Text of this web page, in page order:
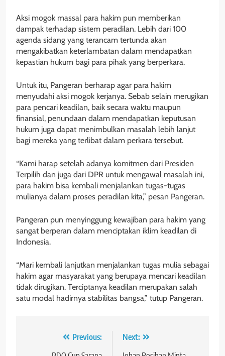
Aksi mogok massal para hakim pun memberikan
dampak terhadap sistem peradilan. Lebih dari 100
agenda sidang yang terancam tertunda akan
mengakibatkan keterlambatan dalam mendapatkan
kepastian hukum bagi para pihak yang berperkara.
Untuk itu, Pangeran berharap agar para hakim
menyudahi aksi mogok kerjanya. Sebab selain merugikan
para pencari keadilan, baik secara waktu maupun
finansial, penundaan dalam mendapatkan keputusan
hukum juga dapat menimbulkan masalah lebih lanjut
bagi mereka yang terlibat dalam perkara tersebut.
“Kami harap setelah adanya komitmen dari Presiden
Terpilih dan juga dari DPR untuk mengawal masalah ini,
para hakim bisa kembali menjalankan tugas-tugas
mulianya dalam proses peradilan kita,” pesan Pangeran.
Pangeran pun menyinggung kewajiban para hakim yang
sangat berperan dalam menciptakan iklim keadilan di
Indonesia.
“Mari kembali lanjutkan menjalankan tugas mulia sebagai
hakim agar masyarakat yang berupaya mencari keadilan
tidak dirugikan. Terciptanya keadilan merupakan salah
satu modal hadirnya stabilitas bangsa,” tutup Pangeran.
Navigasi Previous:
Next: